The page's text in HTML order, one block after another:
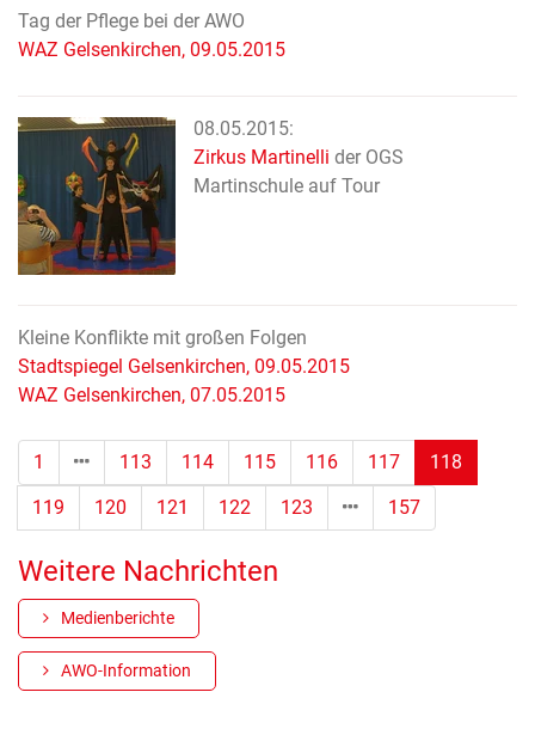
Tag der Pflege bei der AWO
WAZ Gelsenkirchen, 09.05.2015
08.05.2015:
Zirkus Martinelli der OGS
Martinschule auf Tour
Kleine Konflikte mit großen Folgen
Stadtspiegel Gelsenkirchen, 09.05.2015
WAZ Gelsenkirchen, 07.05.2015
1 113 114 115 116 117 118
119 120 121 122 123 157
Weitere Nachrichten
Medienberichte
AWO-Information